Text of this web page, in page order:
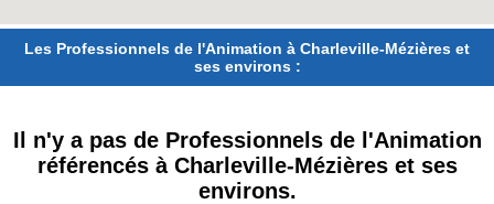
Les Professionnels de l'Animation à Charleville-Mézières et
ses environs :
Il n'y a pas de Professionnels de l'Animation
référencés à Charleville-Mézières et ses
environs.